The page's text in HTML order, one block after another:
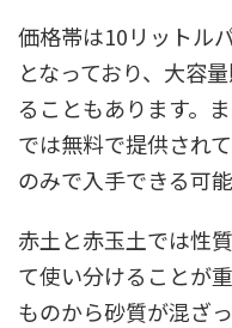
価格帯は10リットル
となっており、大容
ることもあります。
では無料で提供され
のみで入手できる可
赤土と赤玉土では性
て使い分けることが
ものから砂質が混ざ